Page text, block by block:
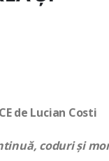
de Lucian Costi
coduri și